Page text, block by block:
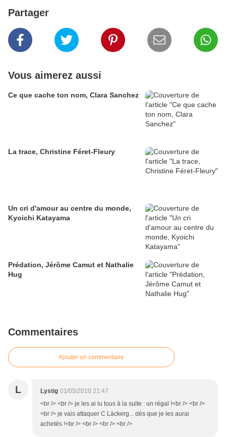
Partager
Vous aimerez aussi
Ce que cache ton nom, Clara Sanchez
La trace, Christine Féret-Fleury
Un cri d'amour au centre du monde,
Kyoichi Katayama
Prédation, Jérôme Camut et Nathalie
Hug
Commentaires
Ajouter un commentaire
L Lystig 01/05/2010 21:47
<br /> <br /> je les ai lu tous à la suite : un régal !<br /> <br />
<br /> je vais attaquer C Läckerg... dès que je les aurai
achetés !<br /> <br /> <br /> <br />